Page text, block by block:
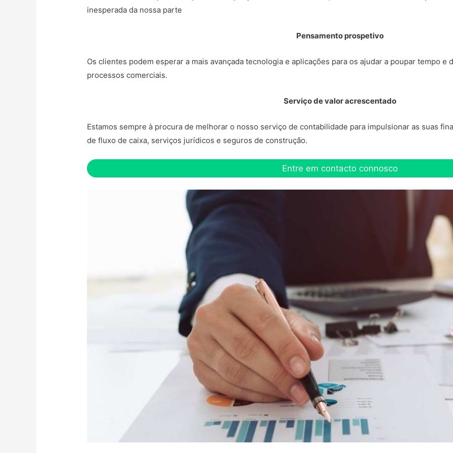
inesperada da nossa parte
Pensamento prospetivo
Os clientes podem esperar a mais avançada tecnologia e aplicações para os ajudar a poupar tempo e
processos comerciais.
Serviço de valor acrescentado
Estamos sempre à procura de melhorar o nosso serviço de contabilidade para impulsionar as suas
de fluxo de caixa, serviços jurídicos e seguros de construção.
Entre em contacto connosco